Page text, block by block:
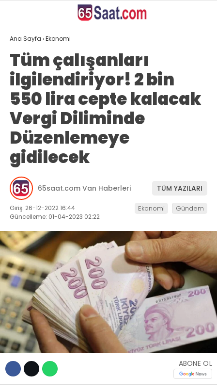
WhatsApp İhbar
Hattı
Facebook
29.6
ANASAYFA
VAN
BÖLGE
GÜNDEM
EKONOMİ
SİYASET
SAĞLIK
SPOR
TEKNOLOJİ
Ana Sayfa ›Ekonomi
Tüm çalışanları
ilgilendiriyor! 2 bin
550 lira cepte kalacak
Vergi Diliminde
Düzenlemeye
gidilecek
65saat.com Van Haberleri TÜM YAZILARI
Giriş: 26-12-2022 16:44
Güncelleme: 01-04-2023 02:22
Ekonomi Gündem
ABONE OL